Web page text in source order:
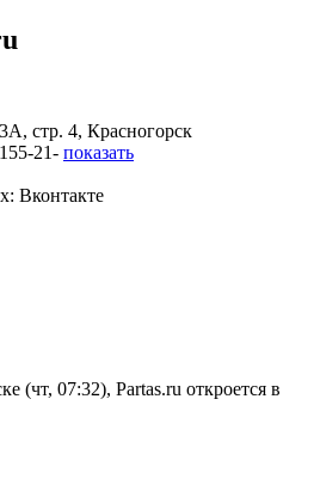
стр. 4, Красногорск
21- показать
Вконтакте
(чт, 07:32), Partas.ru откроется в